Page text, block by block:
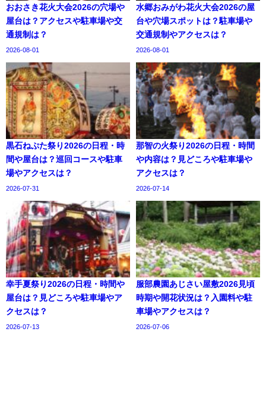
おおさき花火大会2026の穴場や
屋台は？アクセスや駐車場や交
通規制は？
2026-08-01
水郷おみがわ花火大会2026の屋
台や穴場スポットは？駐車場や
交通規制やアクセスは？
2026-08-01
黒石ねぷた祭り2026の日程・時
間や屋台は？巡回コースや駐車
場やアクセスは？
2026-07-31
那智の火祭り2026の日程・時間
や内容は？見どころや駐車場や
アクセスは？
2026-07-14
幸手夏祭り2026の日程・時間や
屋台は？見どころや駐車場やア
クセスは？
2026-07-13
服部農園あじさい屋敷2026見頃
時期や開花状況は？入園料や駐
車場やアクセスは？
2026-07-06